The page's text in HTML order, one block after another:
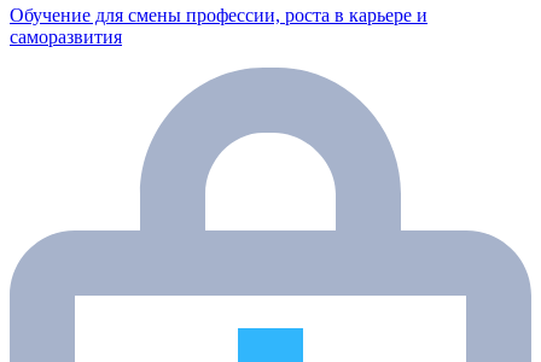
Обучение для смены профессии, роста в карьере и
саморазвития